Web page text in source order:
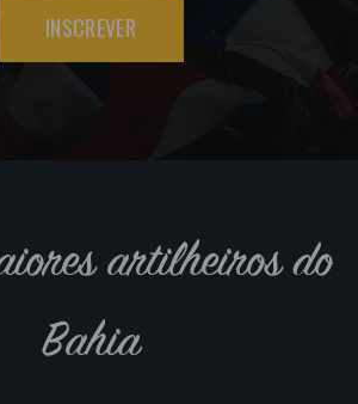
INSCREVER
artilheiros do
Bahia